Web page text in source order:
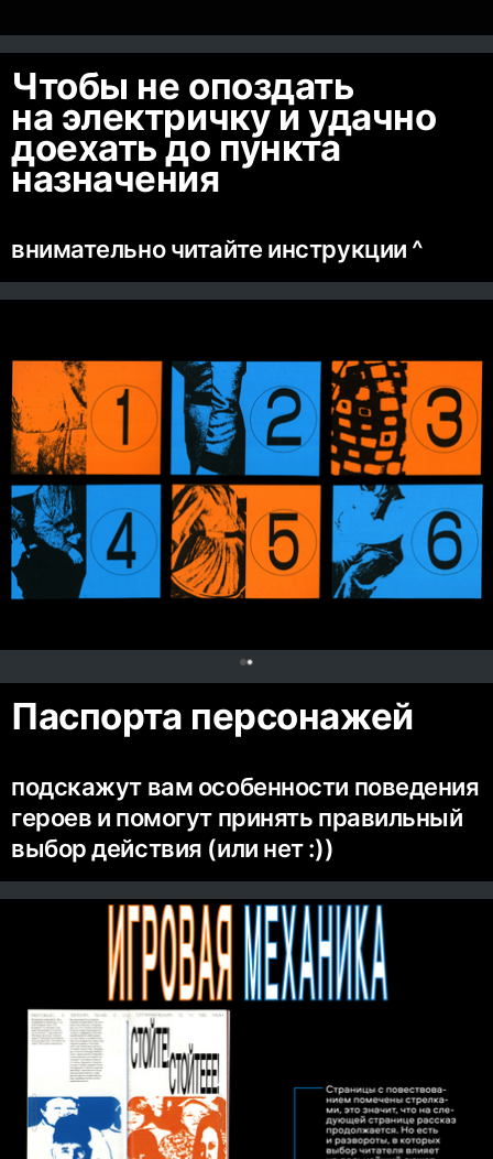
Чтобы не опоздать
на электричку и удачно
доехать до пункта
назначения
внимательно читайте инструкции ^
Паспорта персонажей
подскажут вам особенности поведения
героев и помогут принять правильный
выбор действия (или нет :))